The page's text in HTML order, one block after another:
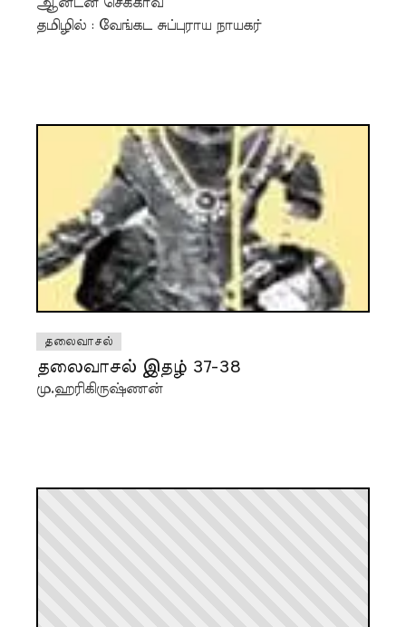
ஆன்டன் செக்காவ்
தமிழில் : வேங்கட சுப்புராய நாயகர்
தலைவாசல்
தலைவாசல் இதழ் 37-38
மு.ஹரிகிருஷ்ணன்